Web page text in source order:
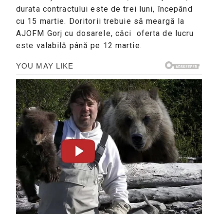
durata contractului este de trei luni, începând
cu 15 martie. Doritorii trebuie să meargă la
AJOFM Gorj cu dosarele, căci oferta de lucru
este valabilă până pe 12 martie.